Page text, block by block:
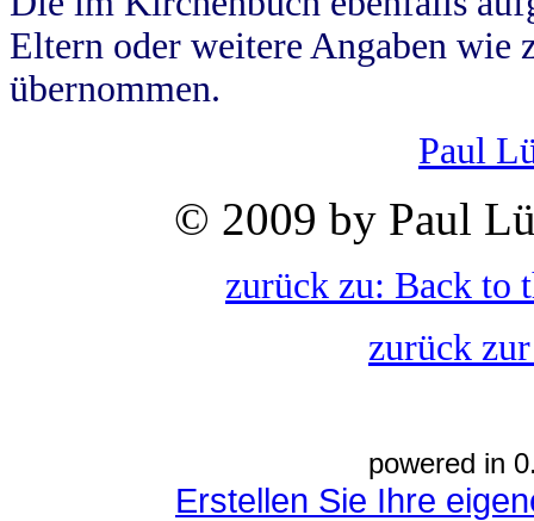
Eltern oder weitere Angaben wie
übernommen.
Paul
© 2009 by Paul
zurück zu: Back to
zurück
powered in
Erstellen Sie Ihre